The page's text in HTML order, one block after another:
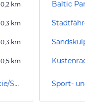
0,2 km
0,3 km
0,3 km
0,5 km
Sehenswürdigkeiten in Swinoujscie/Swinemünde